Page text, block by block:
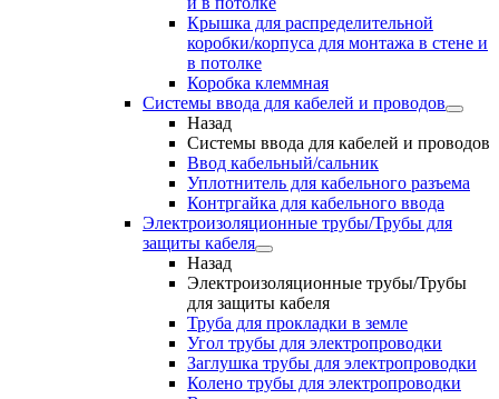
Крышка для распределительной
коробки/корпуса для монтажа в стене и
в потолке
Коробка клеммная
Системы ввода для кабелей и проводов
Назад
Системы ввода для кабелей и проводов
Ввод кабельный/сальник
Уплотнитель для кабельного разъема
Контргайка для кабельного ввода
Электроизоляционные трубы/Трубы для
защиты кабеля
Назад
Электроизоляционные трубы/Трубы
для защиты кабеля
Труба для прокладки в земле
Угол трубы для электропроводки
Заглушка трубы для электропроводки
Колено трубы для электропроводки